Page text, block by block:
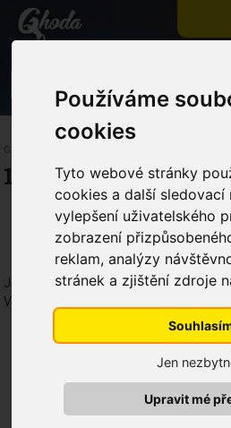
Používáme
cookies
Tyto webové stránky
cookies a další sledovací
vylepšení uživatelského
zobrazení
reklam, analýzy
stránek a zjištění zdroje
Jen
Upravit mé
Ghoda
1. ADVENT
Je nám líto, ale zobrazení této
Vyberte si z naší aktuální nabídky.